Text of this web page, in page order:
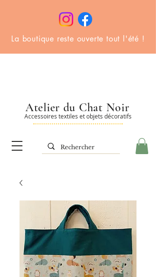
La boutique reste ouverte tout l'été !
Accessoires textiles et objets décoratifs
Atelier du Chat Noir